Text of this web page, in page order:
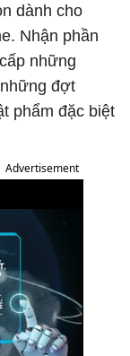
dành cho
Nhận phần
những
đợt
phẩm đặc biệt
Advertisement